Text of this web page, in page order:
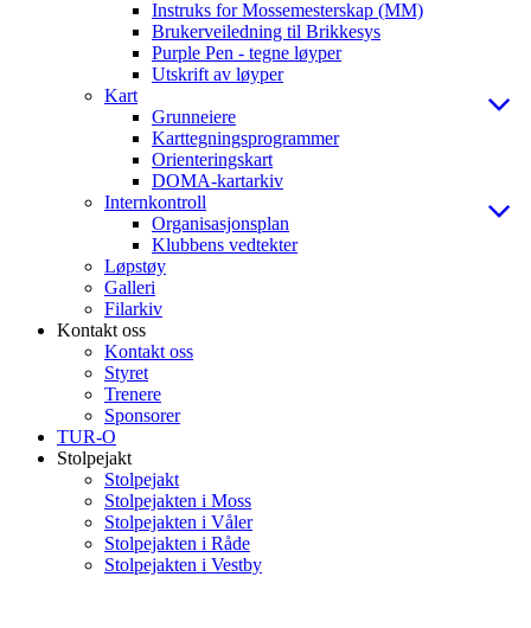
Instruks for Mossemesterskap (MM)
Brukerveiledning til Brikkesys
Purple Pen - tegne løyper
Utskrift av løyper
Kart
Grunneiere
Karttegningsprogrammer
Orienteringskart
DOMA-kartarkiv
Internkontroll
Organisasjonsplan
Klubbens vedtekter
Løpstøy
Galleri
Filarkiv
Kontakt oss
Kontakt oss
Styret
Trenere
Sponsorer
TUR-O
Stolpejakt
Stolpejakt
Stolpejakten i Moss
Stolpejakten i Våler
Stolpejakten i Råde
Stolpejakten i Vestby